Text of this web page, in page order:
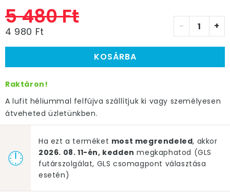
5 480 Ft
4 980 Ft - +
KOSÁRBA
Raktáron!
A lufit héliummal felfújva szállítjuk ki vagy személyesen
átveheted üzletünkben.
Ha ezt a terméket most megrendeled, akkor
2026. 08. 11-én, kedden megkaphatod (GLS
futárszolgálat, GLS csomagpont választása
esetén)